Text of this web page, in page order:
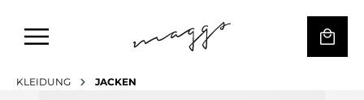
KLEIDUNG JACKEN